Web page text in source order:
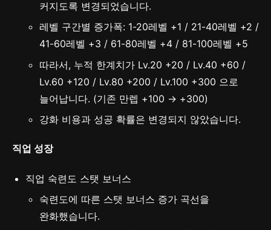
커지도록 변경되었습니다.
레벨 구간별 증가폭: 1-20레벨 +1 / 21-40레벨 +2 /
41-60레벨 +3 / 61-80레벨 +4 / 81-100레벨 +5
따라서, 누적 한계치가 Lv.20 +20 / Lv.40 +60 /
Lv.60 +120 / Lv.80 +200 / Lv.100 +300 으로
늘어납니다. (기존 만렙 +100 → +300)
강화 비용과 성공 확률은 변경되지 않았습니다.
직업 성장
직업 숙련도 스탯 보너스
숙련도에 따른 스탯 보너스 증가 곡선을
완화했습니다.